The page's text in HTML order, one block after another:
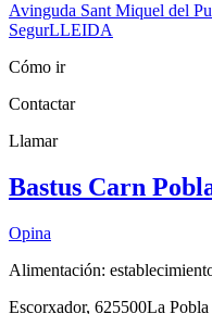
Avinguda Sant Miquel del
SegurLLEIDA
Cómo ir
Contactar
Llamar
Bastus Carn
Opina
Alimentación:
Escorxador, 625500La Pobla